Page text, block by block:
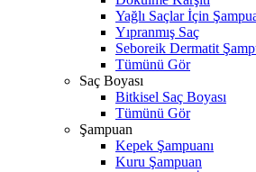
Yağlı Saçlar İçin
Yıpranmış Saç
Seboreik Dermatit
Tümünü Gör
Saç Boyası
Bitkisel Saç Boyası
Tümünü Gör
Şampuan
Kepek Şampuanı
Kuru Şampuan